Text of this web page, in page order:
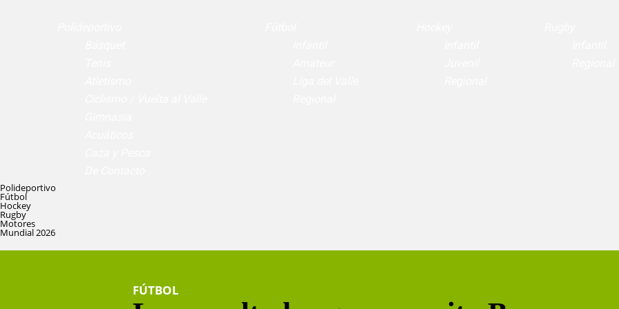
Polideportivo
Fútbol
Hockey
Rugby
Motores
Mundial 2026
FÚTBOL